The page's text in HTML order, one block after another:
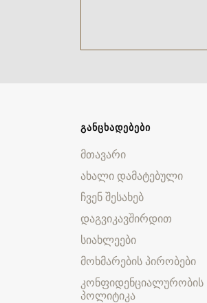
ᲒᲐᲜᲪᲮᲐᲓᲔᲑᲔᲑᲘ
მთავარი
ახალი დამატებული
ჩვენ შესახებ
დაგვიკავშირდით
სიახლეები
მოხმარების პირობები
კონფიდენციალურობის
პოლიტიკა